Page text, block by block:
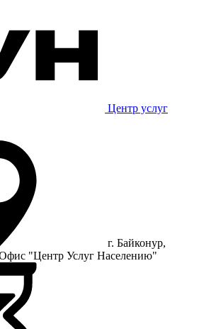
Центр услуг
г. Байконур,
"Центр Услуг Населению"